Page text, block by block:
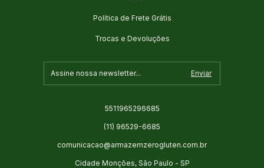
Política de Frete Grátis
Trocas e Devoluções
5511965296685
(11) 96529-6685
comunicacao@armazemzerogluten.com.br
Cidade Monções, São Paulo - SP